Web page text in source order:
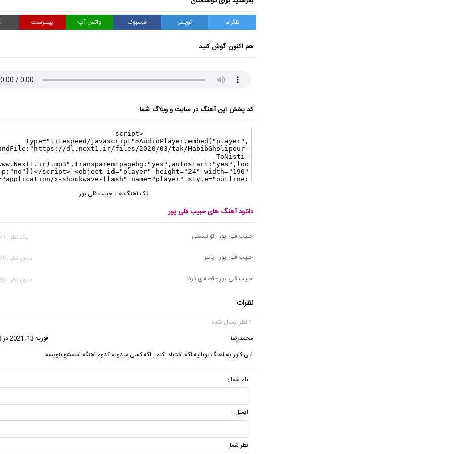
تلگرام توییتر فیسبوک واتس آپ پینترست
هم اکنون گوش کنید
کد پخش این آهنگ در سایت و وبلاگ شما
تک آهنگ ها، حبیب قلی پور
دانلود آهنگ های حبیب قلی پور
حبیب قلی پور - تو نیستی
يک نظر | 1,823 بازدید
حبیب قلی پور - پائیز
بدون نظر | 1,195 بازدید
حبیب قلی پور - قصه ی درد
بدون نظر | 1,486 بازدید
نظرات
1 نظر ارسال شده
محمدرضا
فوریه 13, 2021 در 11:23 ق.ظ
این کاور یه اهنگ یونانیه اگه اشتباه نکنم , اگه کسی میدونه کدوم اهنگه اسمشو بنویسه
نام شما :
ایمیل :
نظر شما: